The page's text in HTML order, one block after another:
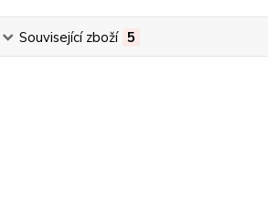
Související zboží 5